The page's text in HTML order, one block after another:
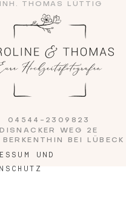
INH. THOMAS LÜTTIG
UND
04544-2309823
DISNACKER WEG 2E
BEI LÜBECK
Impressum